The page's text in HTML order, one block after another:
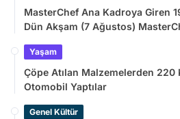
MasterChef Ana Kadroya Giren
Dün Akşam (7 Ağustos)
Yaşam
Çöpe Atılan Malzemelerden
Otomobil Yaptılar
Genel Kültür